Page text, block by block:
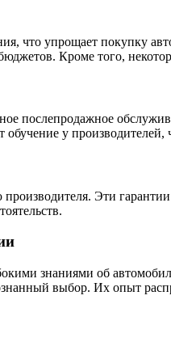
что упрощает покупку
Кроме того,
послепродажное
у производителей,
Эти
знаниями об
выбор. Их опыт